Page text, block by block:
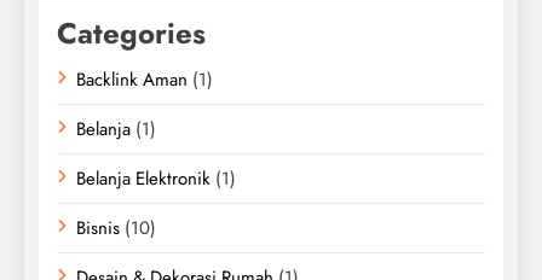
Categories
Backlink Aman (1)
Belanja (1)
Belanja Elektronik (1)
Bisnis (10)